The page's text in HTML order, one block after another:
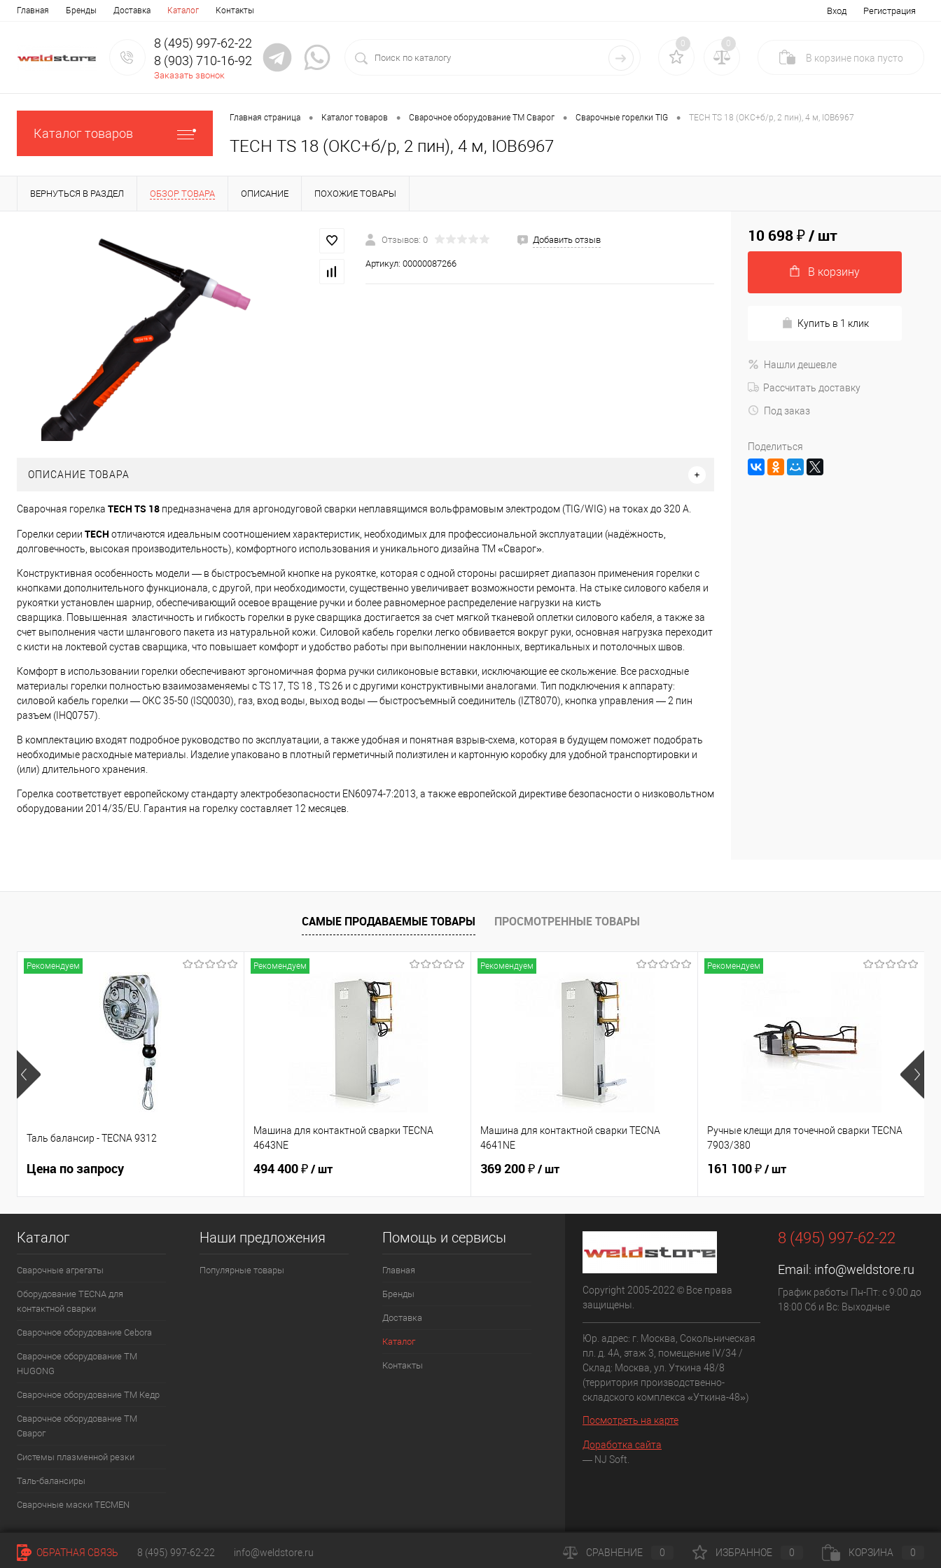
Главная Бренды Доставка Каталог Контакты Вход Регистрация
8 (495) 997-62-22
8 (903) 710-16-92
Заказать звонок
0 0
В корзине пока пусто
Каталог товаров
Главная страница • Каталог товаров • Сварочное оборудование ТМ Сварог • Сварочные горелки TIG • TECH TS 18 (ОКС+б/р, 2 пин), 4 м, IOB6967
TECH TS 18 (ОКС+б/р, 2 пин), 4 м, IOB6967
ВЕРНУТЬСЯ В РАЗДЕЛ ОБЗОР ТОВАРА ОПИСАНИЕ ПОХОЖИЕ ТОВАРЫ
Отзывов: 0 Добавить отзыв
Артикул: 00000087266
ОПИСАНИЕ ТОВАРА
Сварочная горелка TECH TS 18 предназначена для аргонодуговой сварки неплавящимся вольфрамовым электродом (TIG/WIG) на токах до 320 А.
Горелки серии TECH отличаются идеальным соотношением характеристик, необходимых для профессиональной эксплуатации (надёжность,
долговечность, высокая производительность), комфортного использования и уникального дизайна ТМ «Сварог»
Конструктивная особенность модели — в быстросъемной кнопке на рукоятке, которая с одной стороны расширяет диапазон применения горелки с
кнопками дополнительного функционала, с другой, при необходимости, существенно увеличивает возможности ремонта. На стыке силового кабеля и
рукоятки установлен шарнир, обеспечивающий осевое вращение ручки и более равномерное распределение нагрузки на кисть
сварщика. Повышенная эластичность и гибкость горелки в руке сварщика достигается за счет мягкой тканевой оплетки силового кабеля, а также за
счет выполнения части шлангового пакета из натуральной кожи. Силовой кабель горелки легко обвивается вокруг руки, основная нагрузка переходит
с кисти на локтевой сустав сварщика, что повышает комфорт и удобство работы при выполнении наклонных, вертикальных и потолочных швов.
Комфорт в использовании горелки обеспечивают эргономичная форма ручки силиконовые вставки, исключающие ее скольжение. Все расходные
материалы горелки полностью взаимозаменяемы с TS 17, TS 18 , TS 26 и с другими конструктивными аналогами. Тип подключения к аппарату:
силовой кабель горелки — ОКС 35-50 (ISQ0030), газ, вход воды, выход воды — быстросъемный соединитель (IZT8070), кнопка управления — 2 пин
разъем (IHQ0757).
В комплектацию входят подробное руководство по эксплуатации, а также удобная и понятная взрыв-схема, которая в будущем поможет подобрать
необходимые расходные материалы. Изделие упаковано в плотный герметичный полиэтилен и картонную коробку для удобной транспортировки и
(или) длительного хранения.
Горелка соответствует европейскому стандарту электробезопасности EN60974-7:2013, а также европейской директиве безопасности о низковольтном
оборудовании 2014/35/EU. Гарантия на горелку составляет 12 месяцев.
10 698 ₽/ шт
В корзину
Купить в 1 клик
Нашли дешевле
Рассчитать доставку
Под заказ
Поделиться
САМЫЕ ПРОДАВАЕМЫЕ ТОВАРЫ ПРОСМОТРЕННЫЕ ТОВАРЫ
Рекомендуем
Таль балансир - TECNA 9312
Цена по запросу
Рекомендуем
Машина для контактной сварки TECNA
4643NE
494 400 ₽/ шт
Рекомендуем
Машина для контактной сварки TECNA
4641NE
369 200 ₽/ шт
Рекомендуем
Ручные клещи для точечной сварки TECNA
7903/380
161 100 ₽/ шт
Каталог
Сварочные агрегаты
Оборудование TECNA для
контактной сварки
Сварочное оборудование Cebora
Сварочное оборудование ТМ
HUGONG
Сварочное оборудование ТМ Кедр
Сварочное оборудование ТМ
Сварог
Системы плазменной резки
Таль-балансиры
Cварочные маски TECMEN
Наши предложения
Популярные товары
Помощь и сервисы
Главная
Бренды
Доставка
Каталог
Контакты
Copyright 2005-2022 © Все права
защищены.
Юр. адрес: г. Москва, Сокольническая
пл. д. 4А, этаж 3, помещение IV/34 /
Склад: Москва, ул. Уткина 48/8
(территория производственно-
складского комплекса «Уткина-48»)
Посмотреть на карте
Доработка сайта
— NJ Soft.
8 (495) 997-62-22
Email: info@weldstore.ru
График работы Пн-Пт: с 9:00 до
18:00 Сб и Вс: Выходные
ОБРАТНАЯ СВЯЗЬ 8 (495) 997-62-22 info@weldstore.ru СРАВНЕНИЕ 0 ИЗБРАННОЕ 0 КОРЗИНА 0